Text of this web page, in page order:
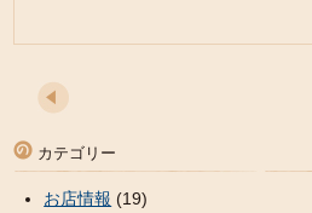
カテゴリー
お店情報 (19)